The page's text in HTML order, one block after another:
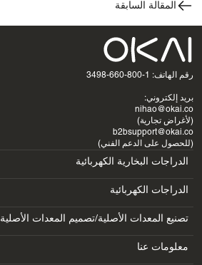
المقالة السابقة
رقم الهاتف: 1-800-660-3498
بريد إلكتروني:
nihao@okai.co
(لأغراض تجارية)
b2bsupport@okai.co
(للحصول على الدعم الفني)
الدراجات البخارية الكهربائية
ES400A
ES410
ES600P
الدراجات الكهربائية
EB100B
EB300
تصنيع المعدات الأصلية/تصميم المعدات الأصلية
SV3
معلومات عنا